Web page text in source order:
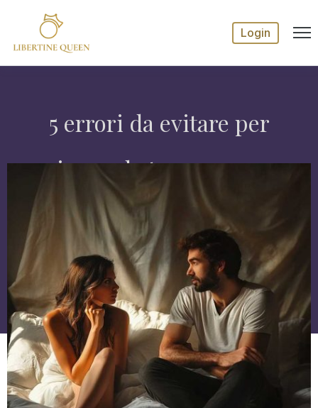
Login
5 errori da evitare per
convincere la tua compagna a
esplorare il mondo dello
scambismo